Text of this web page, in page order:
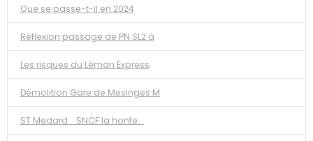
Que se passe-t-il en 2024
Réflexion passage de PN SL2 à
Les risques du Léman Express
Démolition Gare de Mesinges M
ST Medard _SNCF la honte...